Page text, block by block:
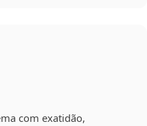
com exatidão,